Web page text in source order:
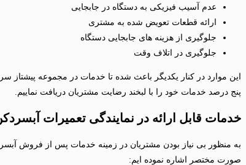
عدم آسیب فیزیکی به دستگاه در جابجایی
ارائه قطعات تعویض شده به مشتری
جلوگیری از هزینه های جابجایی دستگاه
جلوگیری در اتلاف وقت
این موارد در کنار یکدیگر باعث شده تا خدمات در مجموعه پیشتاز
پنج درصد خدمات خود را با لبخند رضایت مشتریان دریافت نماییم.
خدمات قابل ارائه در نمایندگی تعمیرات
به منظور بی نیاز بودن مشتریان در زمینه خدمات پس از فروش
صورت مختصر اشاره نموده ایم: